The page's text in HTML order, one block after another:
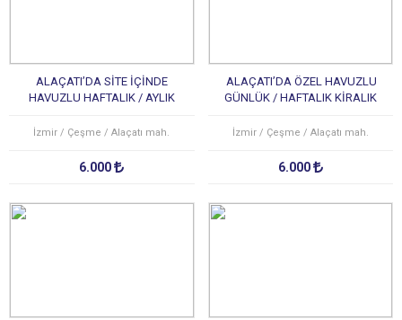
ALAÇATI’DA SİTE İÇİNDE
HAVUZLU HAFTALIK / AYLIK
İzmir / Çeşme / Alaçatı mah.
6.000
ALAÇATI’DA ÖZEL HAVUZLU
GÜNLÜK / HAFTALIK KİRALIK
İzmir / Çeşme / Alaçatı mah.
6.000